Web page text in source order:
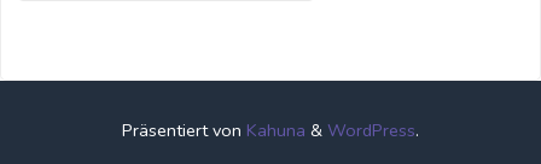
Präsentiert von Kahuna & WordPress.